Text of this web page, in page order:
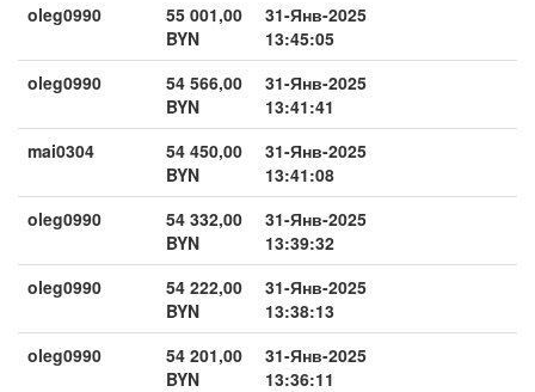
oleg0990
55 001,00
BYN
31-Янв-2025
13:45:05
oleg0990
54 566,00
BYN
31-Янв-2025
13:41:41
mai0304
54 450,00
BYN
31-Янв-2025
13:41:08
oleg0990
54 332,00
BYN
31-Янв-2025
13:39:32
oleg0990
54 222,00
BYN
31-Янв-2025
13:38:13
oleg0990
54 201,00
BYN
31-Янв-2025
13:36:11